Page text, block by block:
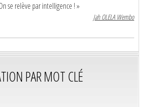
se relève par intelligence ! »
Jah OLELA Wembo
PAR MOT CLÉ